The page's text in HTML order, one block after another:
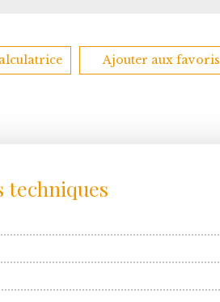
Ajouter aux favoris
techniques